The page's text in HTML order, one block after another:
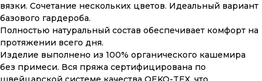
вязки. Сочетание нескольких цветов. Идеальный вариант
базового гардероба.
Полностью натуральный состав обеспечивает комфорт на
протяжении всего дня.
Изделие выполнено из 100% органического кашемира
без примеси. Вся пряжа сертифицирована по